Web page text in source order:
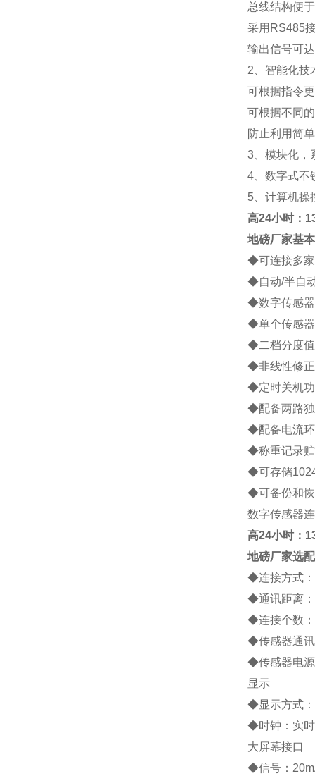
总线结构便
采用 RS485
输出信号可达
2 、智能化技
可根据指令
可根据不同
防止利用简
3、模块化，
4、数字式不
5、计算机操
高24小时：
地磅厂家基
◆可连接多
◆自动/半自
◆数字传感
◆单个传感
◆二档分度
◆非线性修
◆定时关机
◆配备两路
◆配备电流
◆称重记录
◆可存储
◆可备份和
数字传感器
高24小时：
地磅厂家选
◆连接方式：
◆通讯距离
◆连接个数：
◆传感器通
◆传感器电
显示
◆显示方式：
◆时钟：实
大屏幕接口
◆信号：